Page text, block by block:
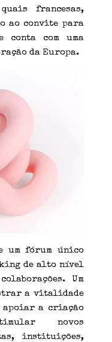
francesas,
ao convite para
conta com uma
da Europa.
um fórum único
de alto nível
Um
a vitalidade
apoiar a criação
novos
instituições,